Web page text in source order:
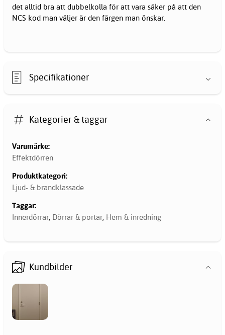
det alltid bra att dubbelkolla för att vara säker på att den
NCS kod man väljer är den färgen man önskar.
Specifikationer
Kategorier & taggar
Varumärke:
Effektdörren
Produktkategori:
Ljud- & brandklassade
Taggar:
Innerdörrar, Dörrar & portar, Hem & inredning
Kundbilder